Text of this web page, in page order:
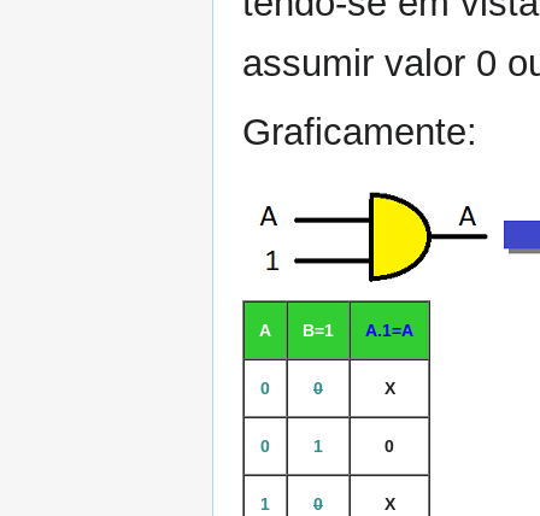
assumir valor 0
Graficamente:
A B=1 A.1=A
0 0 X
0 1 0
1 0 X